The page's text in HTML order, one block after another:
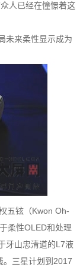
人已经在憧憬着这
未来柔性显示成为
五铉（Kwon Oh-
柔性OLED和处理
牙山忠清道的L7液
。三星计划到2017